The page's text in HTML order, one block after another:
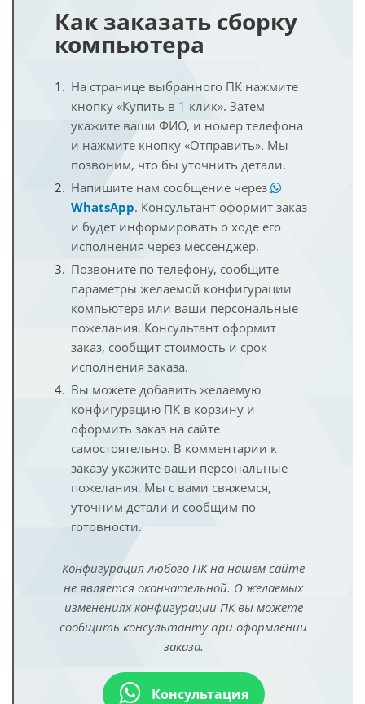
Как заказать сборку
компьютера
На странице выбранного ПК нажмите
кнопку «Купить в 1 клик». Затем
укажите ваши ФИО, и номер телефона
и нажмите кнопку «Отправить». Мы
позвоним, что бы уточнить детали.
Напишите нам сообщение через
WhatsApp. Консультант оформит заказ
и будет информировать о ходе его
исполнения через мессенджер.
Позвоните по телефону, сообщите
параметры желаемой конфигурации
компьютера или ваши персональные
пожелания. Консультант оформит
заказ, сообщит стоимость и срок
исполнения заказа.
Вы можете добавить желаемую
конфигурацию ПК в корзину и
оформить заказ на сайте
самостоятельно. В комментарии к
заказу укажите ваши персональные
пожелания. Мы с вами свяжемся,
уточним детали и сообщим по
готовности.
Конфигурация любого ПК на нашем сайте
не является окончательной. О желаемых
изменениях конфигурации ПК вы можете
сообщить консультанту при оформлении
заказа.
Консультация